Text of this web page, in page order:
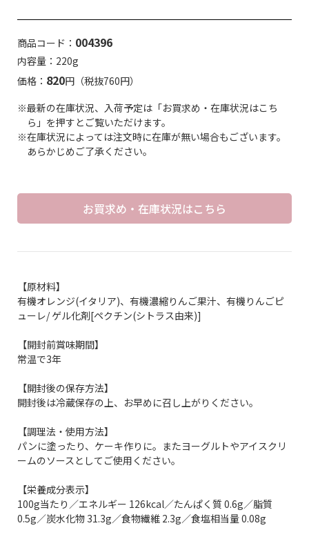
商品コード： 004396
内容量：220g
価格： 820円（税抜760円）
※最新の在庫状況、入荷予定は「お買求め・在庫状況はこち
ら」を押すとご覧いただけます。
※在庫状況によっては注文時に在庫が無い場合もございます。
あらかじめご了承ください。
お買求め・在庫状況はこちら
【原材料】
有機オレンジ(イタリア)、有機濃縮りんご果汁、有機りんごピ
ューレ/ ゲル化剤[ペクチン(シトラス由来)]
【開封前賞味期間】
常温で3年
【開封後の保存方法】
開封後は冷蔵保存の上、お早めに召し上がりください。
【調理法・使用方法】
パンに塗ったり、ケーキ作りに。またヨーグルトやアイスクリ
ームのソースとしてご使用ください。
【栄養成分表示】
100g当たり／エネルギー 126kcal／たんぱく質 0.6g／脂質
0.5g／炭水化物 31.3g／食物繊維 2.3g／食塩相当量 0.08g